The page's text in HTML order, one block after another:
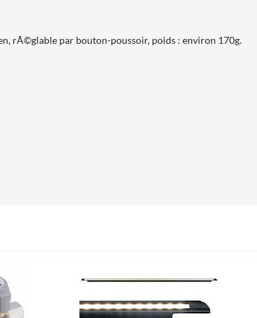
rÃ©glable par bouton-poussoir, poids : environ 170g.